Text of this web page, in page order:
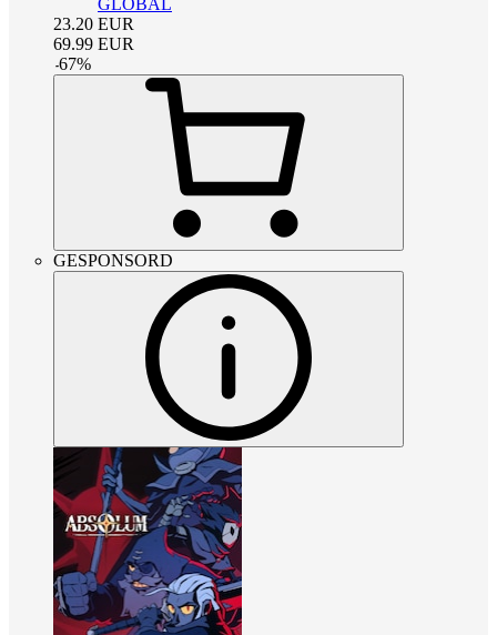
23.20 EUR
69.99 EUR
-67%
GESPONSORD